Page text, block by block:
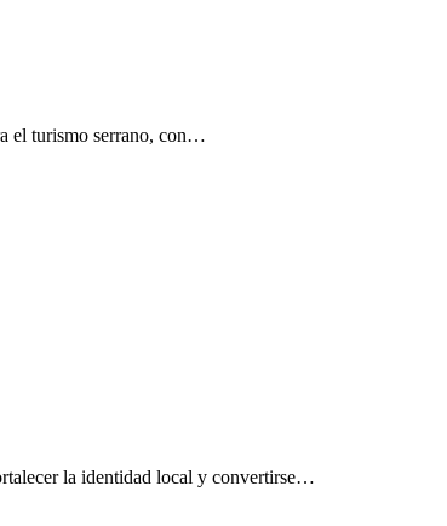
el turismo serrano, con…
la identidad local y convertirse…